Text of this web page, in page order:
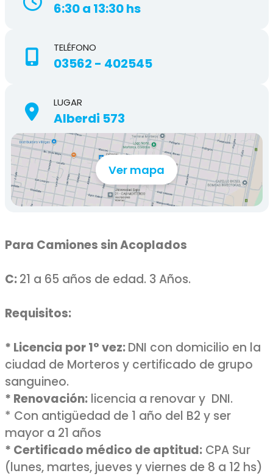
6:30 a 13:30 hs
TELÉFONO
03562 - 402545
LUGAR
Alberdi 573
Ver mapa
Para Camiones sin Acoplados
C:21 a 65 años de edad. 3 Años.
Requisitos:
* Licencia por 1° vez:DNI con domicilio en la
ciudad de Morteros y certificado de grupo
sanguineo.
* Renovación:licencia a renovar y DNI.
* Con antigüedad de 1 año del B2 y ser
mayor a 21 años
* Certificado médico de aptitud:CPA Sur
(lunes, martes, jueves y viernes de 8 a 12 hs)